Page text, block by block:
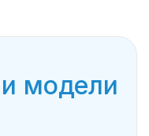
модели